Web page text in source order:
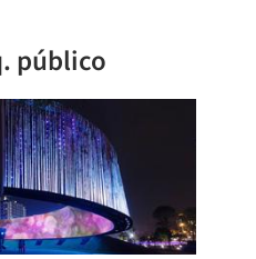
público